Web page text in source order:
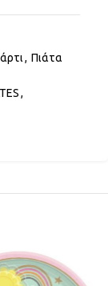
, Πιάτα
,